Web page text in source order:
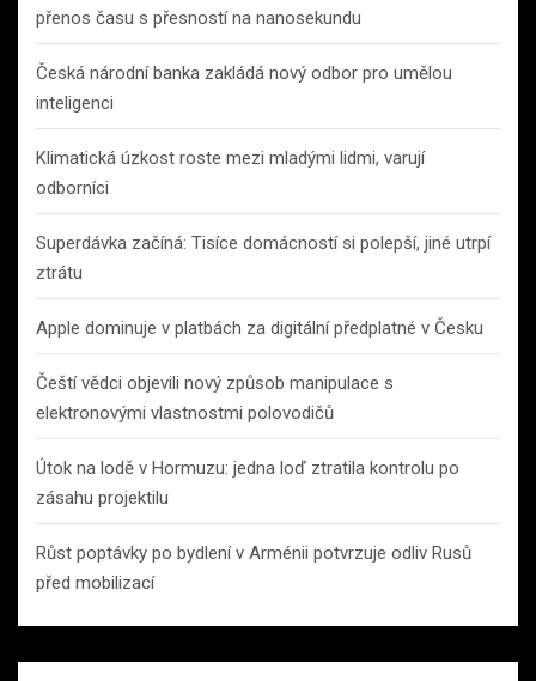
přenos času s přesností na nanosekundu
Česká národní banka zakládá nový odbor pro umělou
inteligenci
Klimatická úzkost roste mezi mladými lidmi, varují
odborníci
Superdávka začíná: Tisíce domácností si polepší, jiné utrpí
ztrátu
Apple dominuje v platbách za digitální předplatné v Česku
Čeští vědci objevili nový způsob manipulace s
elektronovými vlastnostmi polovodičů
Útok na lodě v Hormuzu: jedna loď ztratila kontrolu po
zásahu projektilu
Růst poptávky po bydlení v Arménii potvrzuje odliv Rusů
před mobilizací